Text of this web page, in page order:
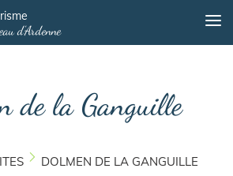
au
contenu
d'Ardenne
de la Ganguille
DOLMEN DE LA GANGUILLE
cookies